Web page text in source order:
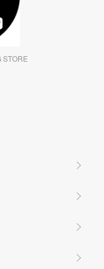
STORE